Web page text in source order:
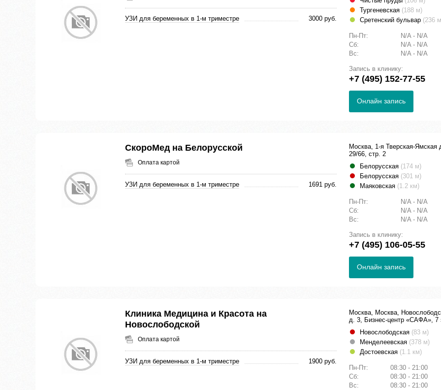
УЗИ для беременных в 1-м триместре 3000 руб.
Тургеневская (188 м)
Сретенский бульвар (236
Пн-Пт:
N/A - N/A
Сб:
N/A - N/A
Вс:
N/A - N/A
Запись в клинику:
+7 (495) 152-77-55
Онлайн запись
СкороМед на Белорусской
Оплата картой
УЗИ для беременных в 1-м триместре 1691 руб.
Москва, 1-я Тверская-Ямская
29/66, стр. 2
Белорусская (174 м)
Белорусская (301 м)
Маяковская (1.2 км)
Пн-Пт:
N/A - N/A
Сб:
N/A - N/A
Вс:
N/A - N/A
Запись в клинику:
+7 (495) 106-05-55
Онлайн запись
Клиника Медицина и Красота на
Новослободской
Оплата картой
УЗИ для беременных в 1-м триместре 1900 руб.
Москва, Москва,
д. 3, Бизнес-центр «САФА», 7
Новослободская (83 м)
Менделеевская (378 м)
Достоевская (1.1 км)
Пн-Пт:
08:30 - 21:00
Сб:
08:30 - 21:00
Вс:
08:30 - 21:00